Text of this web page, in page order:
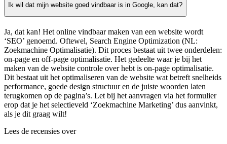
Ik wil dat mijn website goed vindbaar is in Google, kan dat?
Ja, dat kan! Het online vindbaar maken van een website wordt
‘SEO’ genoemd. Oftewel, Search Engine Optimization (NL:
Zoekmachine Optimalisatie). Dit proces bestaat uit twee onderdelen:
on-page en off-page optimalisatie. Het gedeelte waar je bij het
maken van de website controle over hebt is on-page optimalisatie.
Dit bestaat uit het optimaliseren van de website wat betreft snelheids
performance, goede design structuur en de juiste woorden laten
terugkomen op de pagina’s. Let bij het aanvragen via het formulier
erop dat je het selectieveld ‘Zoekmachine Marketing’ dus aanvinkt,
als je dit graag wilt!
Lees de recensies over